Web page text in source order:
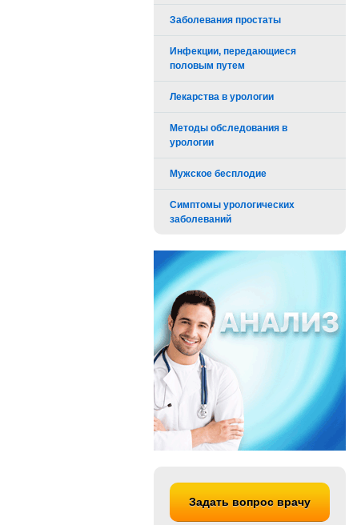
Заболевания простаты
Инфекции, передающиеся
половым путем
Лекарства в урологии
Методы обследования в
урологии
Мужское бесплодие
Симптомы урологических
заболеваний
Задать вопрос врачу